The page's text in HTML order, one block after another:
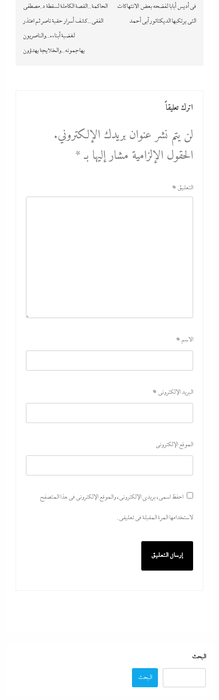
في أديس أبابا لفضحه بعض الانتهاكات
التى يرتكبها الديكتاتور آبي أحمد
الحاكمة..القصة الكاملة لسقطة د.مصطفي
الفقى..كشف أسرار حقبة ناصر ثم اعتذر
لغضبة أبناءه..والناصريون
يهاجمونه..والخلايجة يهدؤون
اترك تعليقاً
لن يتم نشر عنوان بريدك الإلكتروني.
الحقول الإلزامية مشار إليها بـ*
التعليق *
الاسم *
البريد الإلكتروني *
الموقع الإلكتروني
احفظ اسمي، بريدي الإلكتروني، والموقع الإلكتروني في هذا المتصفح
لاستخدامها المرة المقبلة في تعليقي.
البحث
البحث
بعد غياب 75 عاما: منتخب المبارزة يحقق ميدالية عالمية..والأروع أنها
على حساب نظيره الإسرائيلي
29 يوليو، 2026
الحكومة المصرية؟